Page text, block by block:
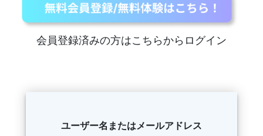
会員登録済みの方はこちらからログイン
ユーザー名またはメールアドレス